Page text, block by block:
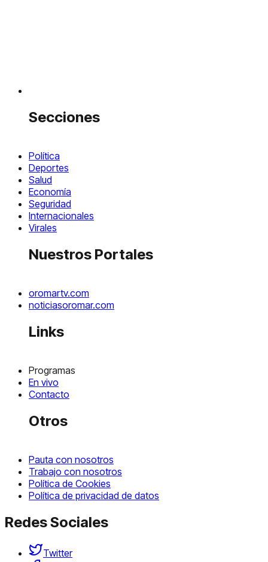
Secciones
Política
Deportes
Salud
Economía
Seguridad
Internacionales
Virales
Nuestros Portales
oromartv.com
noticiasoromar.com
Links
Programas
En vivo
Contacto
Otros
Pauta con nosotros
Trabajo con nosotros
Política de Cookies
Política de privacidad de datos
Redes Sociales
Twitter